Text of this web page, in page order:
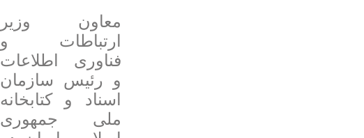
معاون وزیر
ارتباطات و
فناوری اطلاعات
و رئیس سازمان
اسناد و کتابخانه
ملی جمهوری